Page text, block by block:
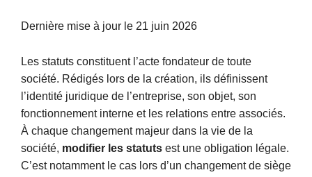
Dernière mise à jour le 21 juin 2026
Les statuts constituent l’acte fondateur de toute
société. Rédigés lors de la création, ils définissent
l’identité juridique de l’entreprise, son objet, son
fonctionnement interne et les relations entre associés.
À chaque changement majeur dans la vie de la
société, modifier les statuts est une obligation légale.
C’est notamment le cas lors d’un changement de siège